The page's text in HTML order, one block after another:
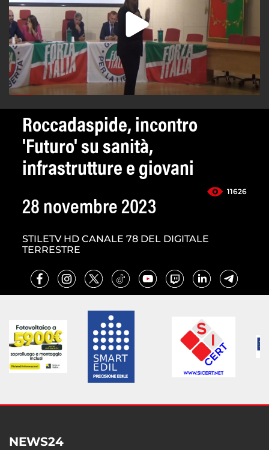
Roccadaspide, incontro
'Futuro' su sanità,
infrastrutture e giovani
11626
28 novembre 2023
STILETV HD CANALE 78 DEL DIGITALE
TERRESTRE
NEWS24